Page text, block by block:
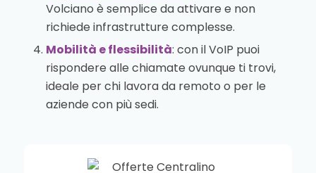
Volciano è semplice da attivare e non
richiede infrastrutture complesse.
Mobilità e flessibilità: con il VoIP puoi
rispondere alle chiamate ovunque ti trovi,
ideale per chi lavora da remoto o per le
aziende con più sedi.